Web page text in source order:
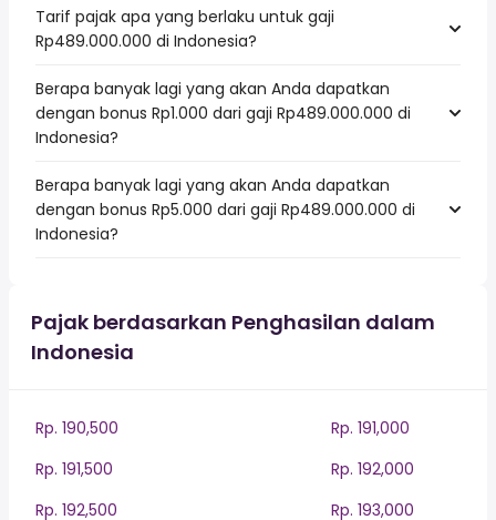
Tarif pajak apa yang berlaku untuk gaji
Rp489.000.000 di Indonesia?
Berapa banyak lagi yang akan Anda dapatkan
dengan bonus Rp1.000 dari gaji Rp489.000.000 di
Indonesia?
Berapa banyak lagi yang akan Anda dapatkan
dengan bonus Rp5.000 dari gaji Rp489.000.000 di
Indonesia?
Pajak berdasarkan Penghasilan dalam
Indonesia
Rp. 190,500
Rp. 191,000
Rp. 191,500
Rp. 192,000
Rp. 192,500
Rp. 193,000